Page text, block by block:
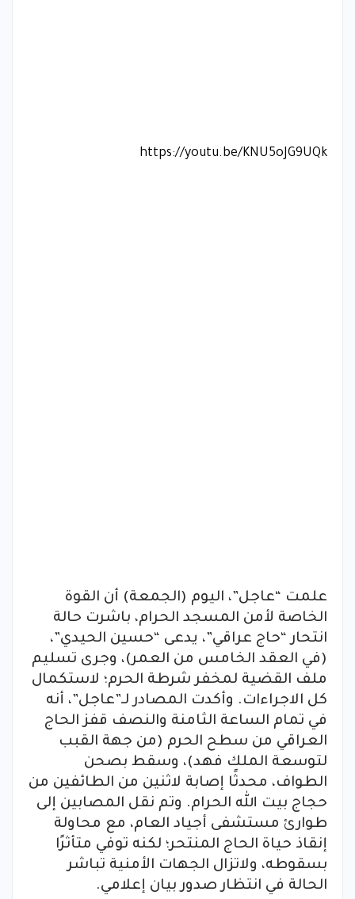
https://youtu.be/KNU5oJG9UQk
علمت “عاجل”، اليوم (الجمعة) أن القوة
الخاصة لأمن المسجد الحرام، باشرت حالة
انتحار “حاج عراقي”، يدعى “حسين الحيدي”،
(في العقد الخامس من العمر)، وجرى تسليم
ملف القضية لمخفر شرطة الحرم؛ لاستكمال
كل الاجراءات. وأكدت المصادر لـ”عاجل”، أنه
في تمام الساعة الثامنة والنصف قفز الحاج
العراقي من سطح الحرم (من جهة القبب
لتوسعة الملك فهد)، وسقط بصحن
الطواف، محدثًا إصابة لاثنين من الطائفين من
حجاج بيت الله الحرام. وتم نقل المصابين إلى
طوارئ مستشفى أجياد العام، مع محاولة
إنقاذ حياة الحاج المنتحر؛ لكنه توفي متأثرًا
بسقوطه، ولاتزال الجهات الأمنية تباشر
الحالة في انتظار صدور بيان إعلامي.